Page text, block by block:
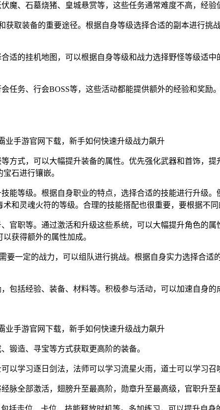
魔、石墓烧猪、皇城悬赏等，这些任务通常难度不高，经验
取装备的重要途径。根据自身等级选择合适的副本进行挑
适的挂机地图，可以根据自身等级和战力选择野怪等级适
任务、行会BOSS等，这些活动都能提供额外的经验和奖励
方式，可以大幅提升装备的属性。优先强化武器和首饰，
石进行镶嵌。
能等级。根据自身职业的特点，选择合适的技能进行升级
和灵魂火符的等级。合理的技能搭配也很重要，要根据不同
官职等。通过激活和升级这些系统，可以大幅提升角色的
获得额外的属性加成。
要一定的战力，可以组队进行挑战。根据自身实力选择合适
包括经验、装备、材料等。积极参与活动，可以加速自身的
锻造、寻宝等方式获取更高阶的装备。
以学习逐日剑法，法师可以学习流星火雨，道士可以学习召
脉全部激活，翅膀升至最高阶，勋章升至最高级，官职升至